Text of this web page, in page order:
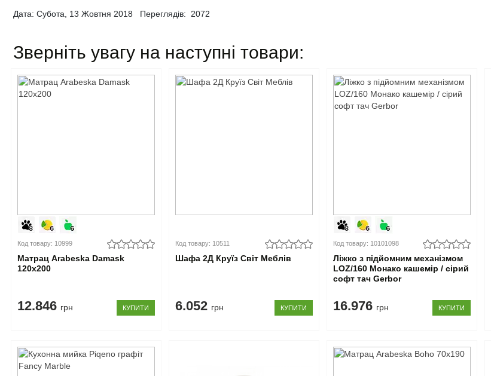
Дата: Субота, 13 Жовтня 2018 Переглядів: 2072
Зверніть увагу на наступні товари:
Код товару: 10999
Матрац Arabeska Damask
120x200
12.846 грн КУПИТИ
Код товару: 10511
Шафа 2Д Круїз Світ Меблів
6.052 грн КУПИТИ
Код товару: 10101098
Ліжко з підйомним механізмом
LOZ/160 Монако кашемір / сірий
софт тач Gerbor
16.976 грн КУПИТИ